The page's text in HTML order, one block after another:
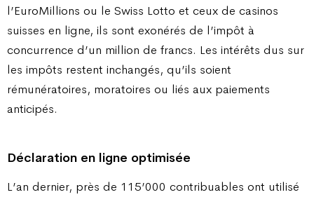
l’EuroMillions ou le Swiss Lotto et ceux de casinos
suisses en ligne, ils sont exonérés de l’impôt à
concurrence d’un million de francs. Les intérêts dus sur
les impôts restent inchangés, qu’ils soient
rémunératoires, moratoires ou liés aux paiements
anticipés.
Déclaration en ligne optimisée
L’an dernier, près de 115’000 contribuables ont utilisé